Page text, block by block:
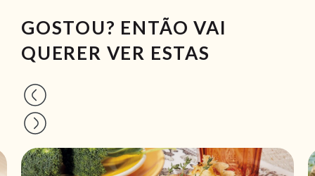
GOSTOU? ENTÃO VAI
QUERER VER ESTAS